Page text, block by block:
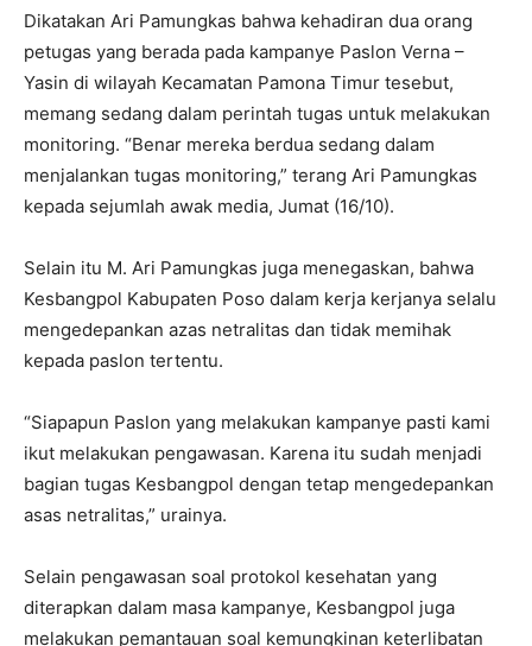
Dikatakan Ari Pamungkas bahwa kehadiran dua orang
petugas yang berada pada kampanye Paslon Verna –
Yasin di wilayah Kecamatan Pamona Timur tesebut,
memang sedang dalam perintah tugas untuk melakukan
monitoring. “Benar mereka berdua sedang dalam
menjalankan tugas monitoring,” terang Ari Pamungkas
kepada sejumlah awak media, Jumat (16/10).
Selain itu M. Ari Pamungkas juga menegaskan, bahwa
Kesbangpol Kabupaten Poso dalam kerja kerjanya selalu
mengedepankan azas netralitas dan tidak memihak
kepada paslon tertentu.
“Siapapun Paslon yang melakukan kampanye pasti kami
ikut melakukan pengawasan. Karena itu sudah menjadi
bagian tugas Kesbangpol dengan tetap mengedepankan
asas netralitas,” urainya.
Selain pengawasan soal protokol kesehatan yang
diterapkan dalam masa kampanye, Kesbangpol juga
melakukan pemantauan soal kemungkinan keterlibatan